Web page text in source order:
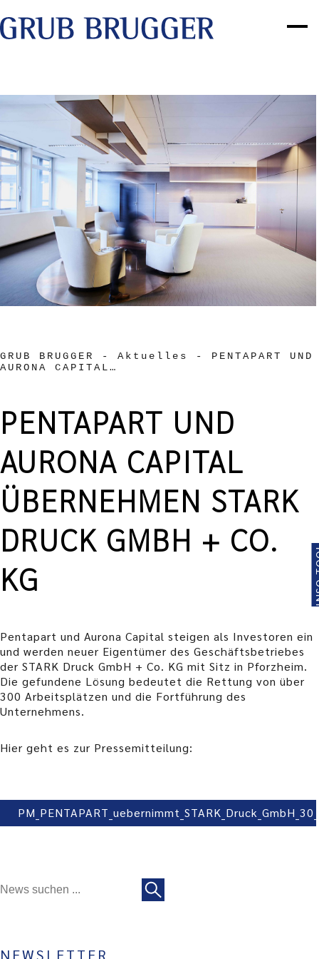
GRUB BRUGGER - Aktuelles - PENTAPART UND
AURONA CAPITAL…
PENTAPART UND
AURONA CAPITAL
ÜBERNEHMEN STARK
DRUCK GMBH + CO.
KG
Pentapart und Aurona Capital steigen als Investoren ein
und werden neuer Eigentümer des Geschäftsbetriebes
der STARK Druck GmbH + Co. KG mit Sitz in Pforzheim.
Die gefundene Lösung bedeutet die Rettung von über
300 Arbeitsplätzen und die Fortführung des
Unternehmens.
Hier geht es zur Pressemitteilung:
NEWSLETTER